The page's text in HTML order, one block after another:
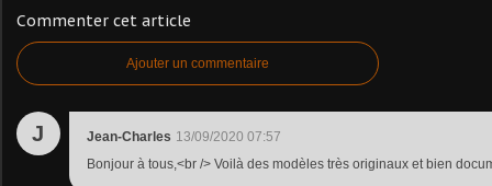
Commenter cet article
Ajouter un commentaire
J Jean-Charles 13/09/2020 07:57
Bonjour à tous,<br /> Voilà des modèles très originaux et bien